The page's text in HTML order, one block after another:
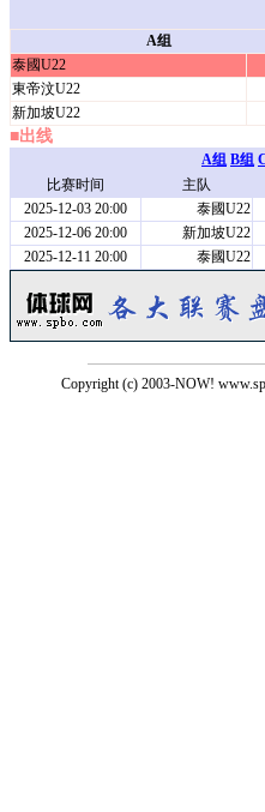
A组
泰國U22
東帝汶U22
新加坡U22
■出线
A组 B组
比赛时间
主队
2025-12-03 20:00
泰國U22
2025-12-06 20:00
新加坡U22
2025-12-11 20:00
泰國U22
Copyright (c) 2003-NOW!